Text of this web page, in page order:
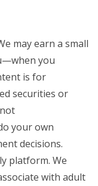
may earn a small
you
is for
securities or
your own
decisions.
platform. We
with adult